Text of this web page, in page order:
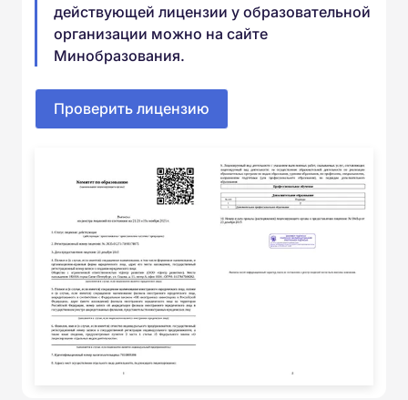
действующей лицензии у образовательной
организации можно на сайте
Минобразования.
Проверить лицензию